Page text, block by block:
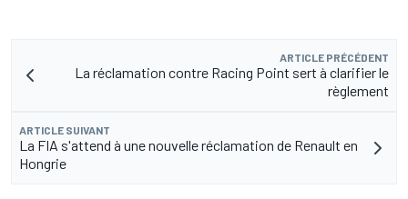
ARTICLE PRÉCÉDENT
La réclamation contre Racing Point sert à clarifier le
règlement
ARTICLE SUIVANT
La FIA s'attend à une nouvelle réclamation de Renault en
Hongrie